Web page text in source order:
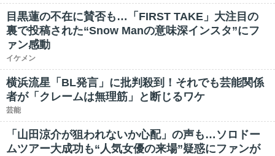
目黒蓮の不在に賛否も…「FIRST TAKE」大注目の
裏で投稿された“Snow Manの意味深インスタ”にフ
ァン感動
イケメン
横浜流星「BL発言」に批判殺到！それでも芸能関係
者が「クレームは無理筋」と断じるワケ
芸能
「山田涼介が狙われないか心配」の声も…ソロドー
ムツアー大成功も“人気女優の来場”疑惑にファンが